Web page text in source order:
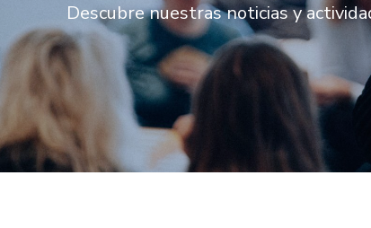
Descubre nuestras noticias y